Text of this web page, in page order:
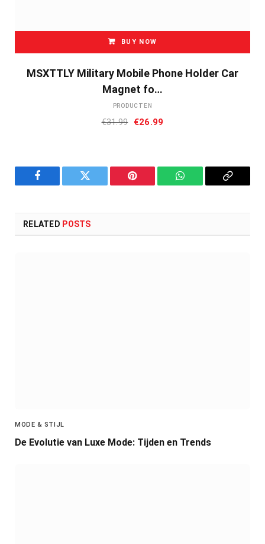
BUY NOW
MSXTTLY Military Mobile Phone Holder Car
Magnet fo…
PRODUCTEN
€31.99 Oorspronkelijke
€31.99.
€26.99
€26.99.
Facebook Twitter Pinterest WhatsAppCopy
RELATED POSTS
MODE & STIJL
De Evolutie van Luxe Mode: Tijden en Trends